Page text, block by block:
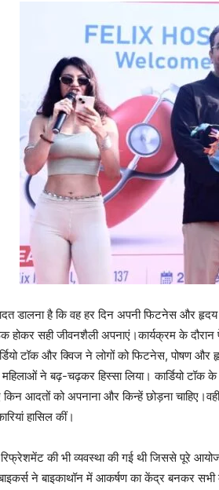
डालना है कि वह हर दिन अपनी फिटनेस और
होकर सही जीवनशैली अपनाएं।कार्यक्रम के
टॉक और क्विज ने लोगों को फिटनेस, पोषण
ने बढ़-चढ़कर हिस्सा लिया। कार्डियो टॉक के
आदतों को अपनाना और किन्हें छोड़ना चाहिए।वहीं
हासिल कीं।
रिफ्रेशमेंट की भी व्यवस्था की गई थी जिससे पूरे
ने बाइकाथॉन में आकर्षण का केंद्र बनकर